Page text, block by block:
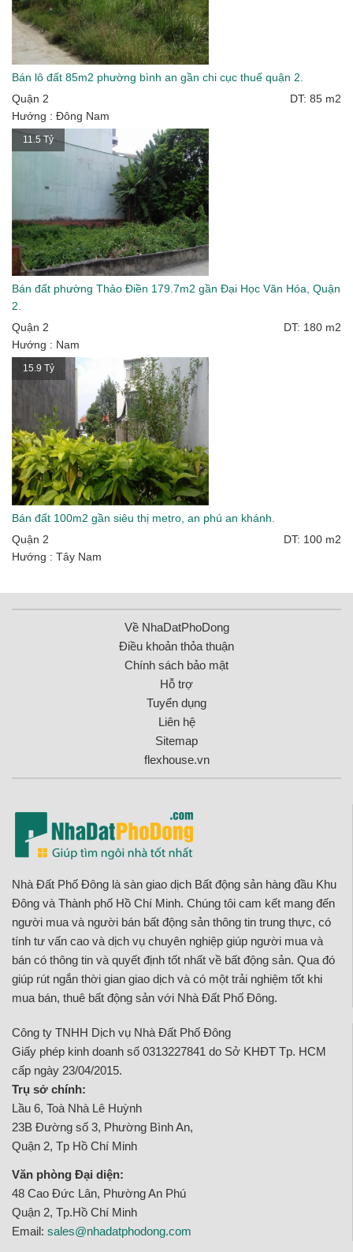
Bán lô đất 85m2 phường bình an gần chi cục thuế quận 2.
Quận 2
DT: 85 m2
Hướng : Đông Nam
11.5 Tỷ
Bán đất phường Thảo Điền 179.7m2 gần Đại Học Văn Hóa, Quận
2.
Quận 2
DT: 180 m2
Hướng : Nam
15.9 Tỷ
Bán đất 100m2 gần siêu thị metro, an phú an khánh.
Quận 2
DT: 100 m2
Hướng : Tây Nam
Về NhaDatPhoDong
Điều khoản thỏa thuận
Chính sách bảo mật
Hỗ trợ
Tuyển dụng
Liên hệ
Sitemap
flexhouse.vn
Nhà Đất Phố Đông là sàn giao dịch Bất động sản hàng đầu Khu
Đông và Thành phố Hồ Chí Minh. Chúng tôi cam kết mang đến
người mua và người bán bất động sản thông tin trung thực, có
tính tư vấn cao và dịch vụ chuyên nghiệp giúp người mua và
bán có thông tin và quyết định tốt nhất về bất động sản. Qua đó
giúp rút ngắn thời gian giao dịch và có một trải nghiệm tốt khi
mua bán, thuê bất động sản với Nhà Đất Phố Đông.
Công ty TNHH Dịch vụ Nhà Đất Phố Đông
Giấy phép kinh doanh số 0313227841 do Sở KHĐT Tp. HCM
cấp ngày 23/04/2015.
Trụ sở chính:
Lầu 6, Toà Nhà Lê Huỳnh
23B Đường số 3, Phường Bình An,
Quận 2, Tp Hồ Chí Minh
Văn phòng Đại diện:
48 Cao Đức Lân, Phường An Phú
Quận 2, Tp.Hồ Chí Minh
Email: sales@nhadatphodong.com